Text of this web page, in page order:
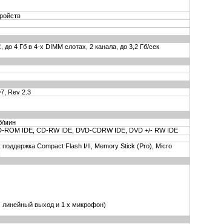
4 Гб в 4-х DIMM слотах, 2 канала, до 3,2 Гб/сек
Rev 2.3
мин
IDE, CD-RW IDE, DVD-CDRW IDE, DVD +/- RW IDE
Compact Flash I/II, Memory Stick (Pro), Micro
выход и 1 x микрофон)